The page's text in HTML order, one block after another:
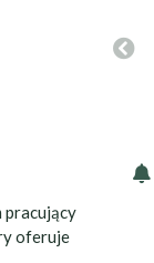
pracujący
oferuje